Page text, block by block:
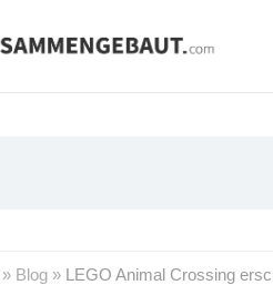
» Blog » LEGO Animal Crossing